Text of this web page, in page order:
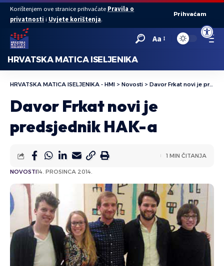
Open
Korištenjem ove stranice prihvaćate Pravila o
privatnosti i Uvjete korištenja.
Prihvaćam
Aa
HRVATSKA MATICA ISELJENIKA
HRVATSKA MATICA ISELJENIKA - HMI > Novosti > Davor Frkat novi je predsjednik HAK-a
Davor Frkat novi je
predsjednik HAK-a
NOVOSTI14. PROSINCA 2014.
1 MIN ČITANJA